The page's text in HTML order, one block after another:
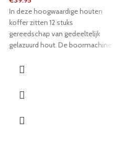
In deze hoogwaardige houten
koffer zitten 12 stuks
gereedschap van gedeeltelijk
gelazuurd hout. De boormachine
vastgehouden, de andere stuks
draaibare beschermingslijsten.
Fantastisch en stevig
eerste motorische pogingen van